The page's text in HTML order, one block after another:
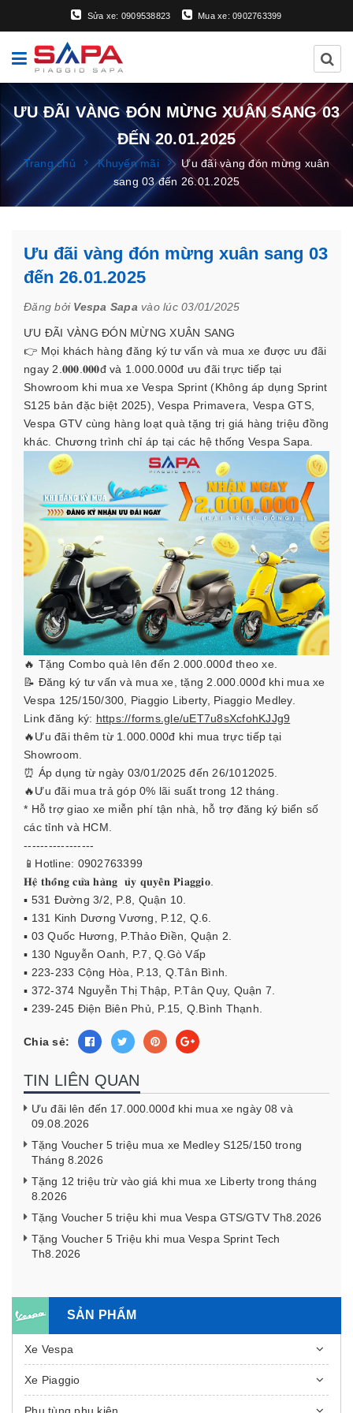
Sửa xe: 0909538823 Mua xe: 0902763399
ƯU ĐÃI VÀNG ĐÓN MỪNG XUÂN SANG 03
ĐẾN 20.01.2025
Trang chủ Khuyến mãi
Ưu đãi vàng đón mừng xuân
sang 03 đến 26.01.2025
Ưu đãi vàng đón mừng xuân sang 03
đến 26.01.2025
Đăng bởi Vespa Sapa vào lúc 03/01/2025
ƯU ĐÃI VÀNG ĐÓN MỪNG XUÂN SANG
👉 Mọi khách hàng đăng ký tư vấn và mua xe được ưu đãi
ngay 2.𝟎𝟎𝟎.𝟎𝟎𝟎đ và 1.000.000đ ưu đãi trực tiếp tại
Showroom khi mua xe Vespa Sprint (Không áp dụng Sprint
S125 bản đặc biệt 2025), Vespa Primavera, Vespa GTS,
Vespa GTV cùng hàng loạt quà tặng trị giá hàng triệu đồng
khác. Chương trình chỉ áp tại các hệ thống Vespa Sapa.
🔥 Tặng Combo quà lên đến 2.000.000đ theo xe.
📝 Đăng ký tư vấn và mua xe, tặng 2.000.000đ khi mua xe
Vespa 125/150/300, Piaggio Liberty, Piaggio Medley.
Link đăng ký: https://forms.gle/uET7u8sXcfohKJJg9
🔥Ưu đãi thêm từ 1.000.000đ khi mua trực tiếp tại
Showroom.
⏰ Áp dụng từ ngày 03/01/2025 đến 26/1012025.
🔥Ưu đãi mua trả góp 0% lãi suất trong 12 tháng.
* Hỗ trợ giao xe miễn phí tận nhà, hỗ trợ đăng ký biển số
các tỉnh và HCM.
-----------------
📱Hotline: 0902763399
𝐇𝐞̣̂ 𝐭𝐡𝐨̂́𝐧𝐠 𝐜𝐮̛̉𝐚 𝐡𝐚̀𝐧𝐠 𝐮̉𝐲 𝐪𝐮𝐲𝐞̂̀𝐧 𝐏𝐢𝐚𝐠𝐠𝐢𝐨.
▪️ 531 Đường 3/2, P.8, Quận 10.
▪️ 131 Kinh Dương Vương, P.12, Q.6.
▪️ 03 Quốc Hương, P.Thảo Điền, Quận 2.
▪️ 130 Nguyễn Oanh, P.7, Q.Gò Vấp
▪️ 223-233 Cộng Hòa, P.13, Q.Tân Bình.
▪️ 372-374 Nguyễn Thị Thập, P.Tân Quy, Quận 7.
▪️ 239-245 Điện Biên Phủ, P.15, Q.Bình Thạnh.
Chia sẻ:
TIN LIÊN QUAN
Ưu đãi lên đến 17.000.000đ khi mua xe ngày 08 và
09.08.2026
Tặng Voucher 5 triệu mua xe Medley S125/150 trong
Tháng 8.2026
Tặng 12 triệu trừ vào giá khi mua xe Liberty trong tháng
8.2026
Tặng Voucher 5 triệu khi mua Vespa GTS/GTV Th8.2026
Tặng Voucher 5 Triệu khi mua Vespa Sprint Tech
Th8.2026
SẢN PHẨM
Xe Vespa
Xe Piaggio
Phụ tùng phụ kiện